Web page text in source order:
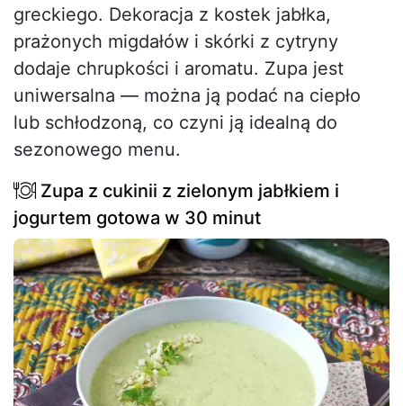
greckiego. Dekoracja z kostek jabłka,
prażonych migdałów i skórki z cytryny
dodaje chrupkości i aromatu. Zupa jest
uniwersalna — można ją podać na ciepło
lub schłodzoną, co czyni ją idealną do
sezonowego menu.
Zupa z cukinii z zielonym jabłkiem i
jogurtem gotowa w 30 minut